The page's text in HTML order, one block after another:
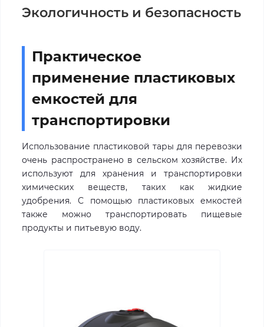
Экологичность и безопасность
Практическое
применение пластиковых
емкостей для
транспортировки
Использование пластиковой тары для перевозки
очень распространено в сельском хозяйстве. Их
используют для хранения и транспортировки
химических веществ, таких как жидкие
удобрения. С помощью пластиковых емкостей
также можно транспортировать пищевые
продукты и питьевую воду.